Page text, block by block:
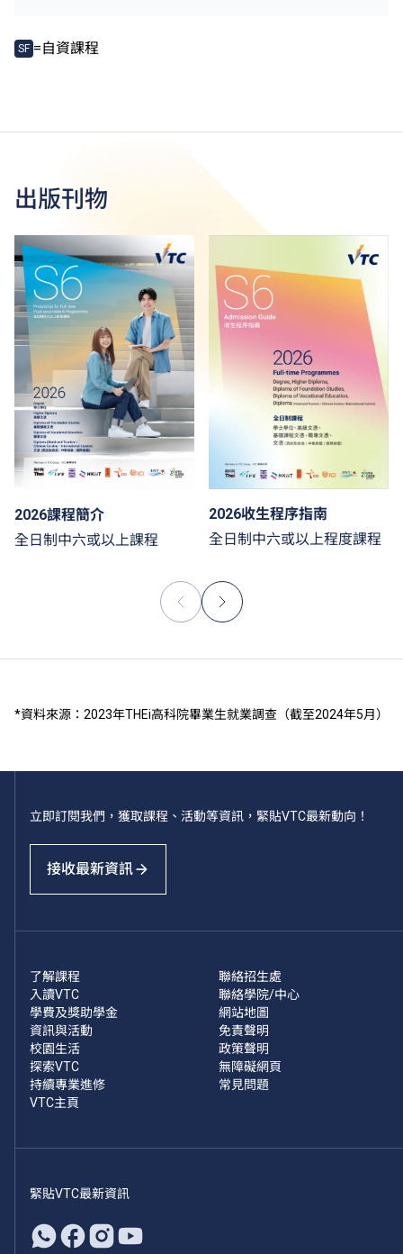
SF =自資課程
出版刊物
2026課程簡介
全日制中六或以上課程
2026收生程序指南
全日制中六或以上程度課程
*資料來源：2023年THEi高科院畢業生就業調查（截至2024年5月）
立即訂閱我們，獲取課程、活動等資訊，緊貼VTC最新動向！
接收最新資訊
了解課程
入讀VTC
學費及獎助學金
資訊與活動
校園生活
探索VTC
持續專業進修
VTC主頁
聯絡招生處
聯絡學院/中心
網站地圖
免責聲明
政策聲明
無障礙網頁
常見問題
緊貼VTC最新資訊